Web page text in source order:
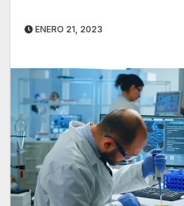
ENERO 21, 2023